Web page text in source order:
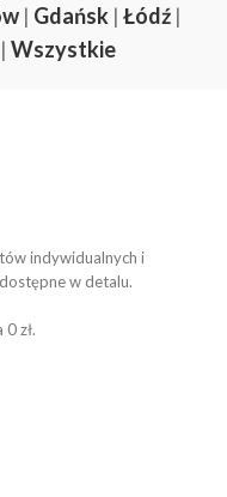
| Gdańsk | Łódź |
| Wszystkie
indywidualnych i
w detalu.
zł.